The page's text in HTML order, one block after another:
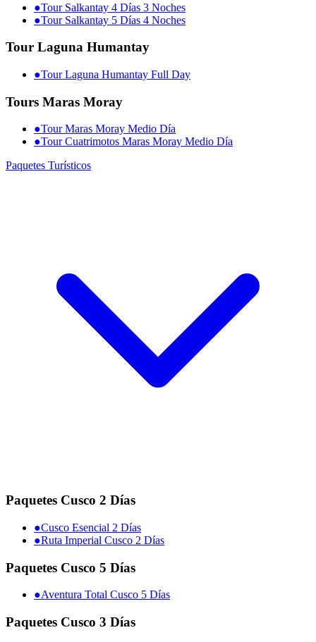
●Tour Salkantay 4 Días 3 Noches
●Tour Salkantay 5 Días 4 Noches
Tour Laguna Humantay
●Tour Laguna Humantay Full Day
Tours Maras Moray
●Tour Maras Moray Medio Día
●Tour Cuatrimotos Maras Moray Medio Día
Paquetes Turísticos
Paquetes Cusco 2 Días
●Cusco Esencial 2 Días
●Ruta Imperial Cusco 2 Días
Paquetes Cusco 5 Días
●Aventura Total Cusco 5 Días
Paquetes Cusco 3 Días